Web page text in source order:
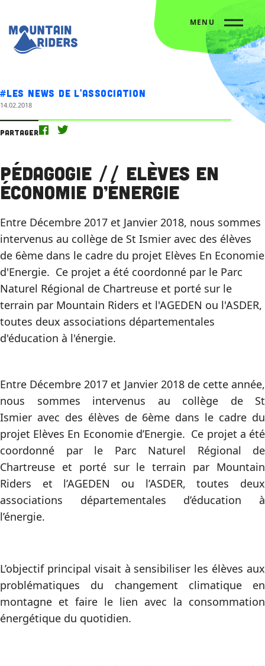
MENU
#Les news de l'association
14.02.2018
Partager
Pédagogie // Elèves en
économie d’énergie
Entre Décembre 2017 et Janvier 2018, nous sommes
intervenus au collège de St Ismier avec des élèves
de 6ème dans le cadre du projet Elèves En Economie
d'Energie. Ce projet a été coordonné par le Parc
Naturel Régional de Chartreuse et porté sur le
terrain par Mountain Riders et l'AGEDEN ou l'ASDER,
toutes deux associations départementales
d'éducation à l'énergie.
Entre Décembre 2017 et Janvier 2018 de cette année,
nous sommes intervenus au collège de St
Ismier avec des élèves de 6ème dans le cadre du
projet Elèves En Economie d’Energie. Ce projet a été
coordonné par le Parc Naturel Régional de
Chartreuse et porté sur le terrain par Mountain
Riders et l’AGEDEN ou l’ASDER, toutes deux
associations départementales d’éducation à
l’énergie.
L’objectif principal visait à sensibiliser les élèves aux
problématiques du changement climatique en
montagne et faire le lien avec la consommation
énergétique du quotidien.